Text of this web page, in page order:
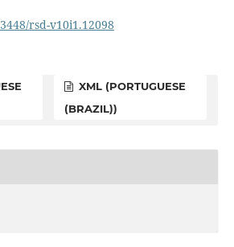
rsd-v10i1.12098
XML (PORTUGUESE
(BRAZIL))